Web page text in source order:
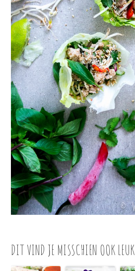
DIT VIND JE MISSCHIEN OOK LEUK